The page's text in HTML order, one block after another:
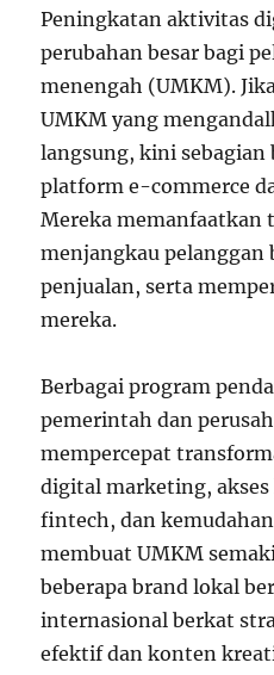
Peningkatan aktivitas
perubahan besar bagi
menengah (UMKM).
UMKM yang
langsung, kini sebagian
platform e-commerce
Mereka memanfaatkan
menjangkau
penjualan, serta
mereka.
Berbagai program
pemerintah dan
mempercepat
digital marketing,
fintech, dan
membuat UMKM
beberapa brand lokal
internasional berkat
efektif dan konten